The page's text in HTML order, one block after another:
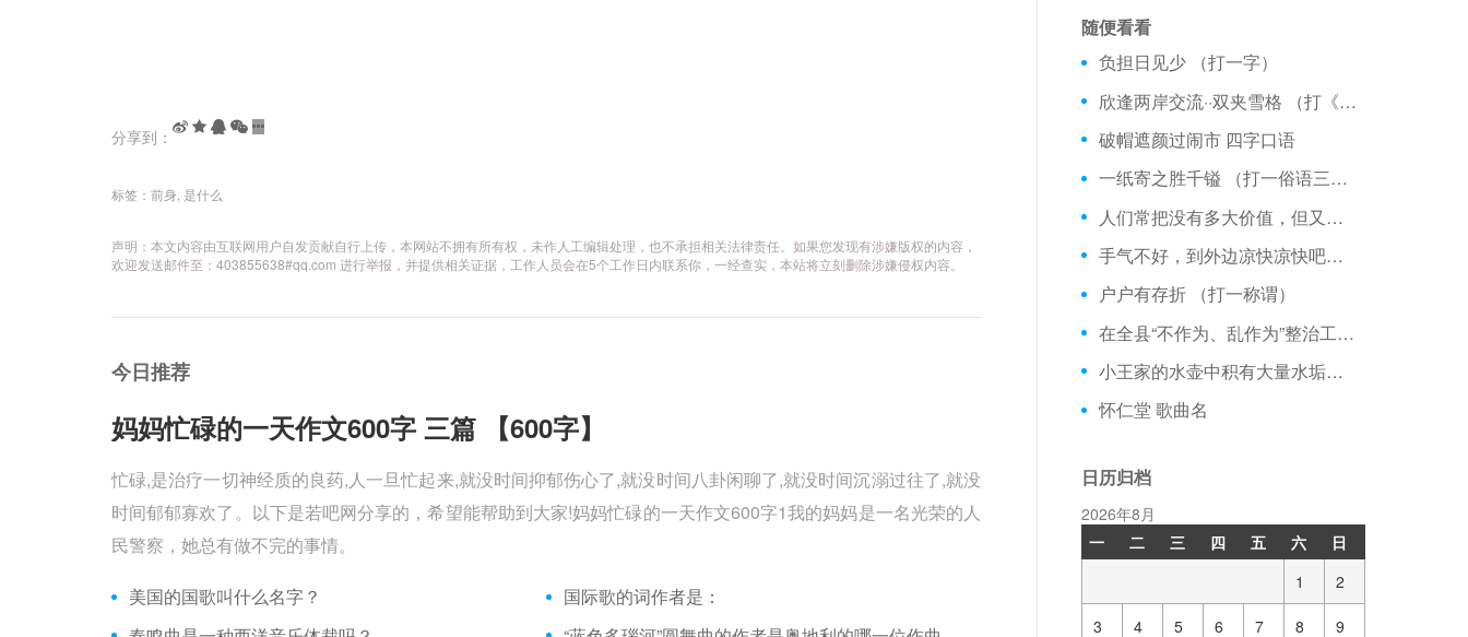
分享到：
标签： 前身 是什么
声明：本文内容由互联网用户自发贡献自行上传，本网站不拥有所有权，未作人工编辑处理，也不承担相关法律责任。如果您发现有涉嫌版权的内容，
欢迎发送邮件至：403855638#qq.com 进行举报，并提供相关证据，工作人员会在5个工作日内联系你，一经查实，本站将立刻删除涉嫌侵权内容。
今日推荐
妈妈忙碌的一天作文600字 三篇 【600字】
忙碌,是治疗一切神经质的良药,人一旦忙起来,就没时间抑郁伤心了,就没时间八卦闲聊了,就没时间沉溺过往了,就没
时间郁郁寡欢了。以下是若吧网分享的，希望能帮助到大家!妈妈忙碌的一天作文600字1我的妈妈是一名光荣的人
民警察，她总有做不完的事情。
美国的国歌叫什么名字？
国际歌的词作者是：
随便看看
负担日见少 （打一字）
欣逢两岸交流··双夹雪格 （打《香草笺》一句）
破帽遮颜过闹市 四字口语
一纸寄之胜千镒 （打一俗语三字）
人们常把没有多大价值，但又不舍得丢弃的东西比作鸡的哪个部位？
手气不好，到外边凉快凉快吧！！ 歌曲名
户户有存折 （打一称谓）
在全县“不作为、乱作为”整治工作动员会讲话 【演讲稿】
小王家的水壶中积有大量水垢，长期饮用此壶中水的人
怀仁堂 歌曲名
日历归档
2026年8月
一
二 三 四 五 六
日
1
2
3 4 5 6 7 8 9